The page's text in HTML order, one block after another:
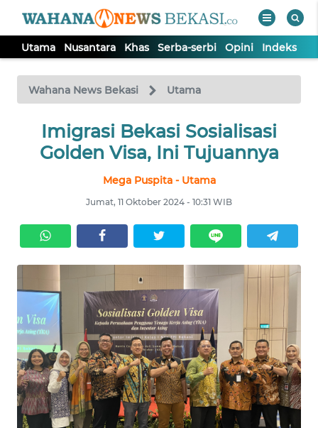
Utama Nusantara Khas Serba-serbi Opini Indeks
Wahana News Bekasi Utama
Imigrasi Bekasi Sosialisasi
Golden Visa, Ini Tujuannya
Mega Puspita - Utama
Jumat, 11 Oktober 2024 - 10:31 WIB
TV
Tutup
UTAMA
SERBA-
SERBI
OPINI
Informasi
INDEKS
BERITA
KONTAK